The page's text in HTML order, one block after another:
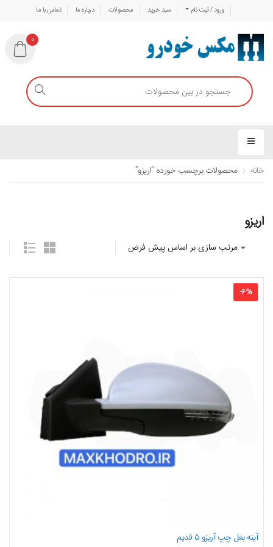
ورود / ثبت نام سبد خرید محصولات درباره ما تماس با ما
0
خانه محصولات برچسب خورده “اریزو”
اریزو
-6%
آینه بغل چپ آریزو ۵ قدیم